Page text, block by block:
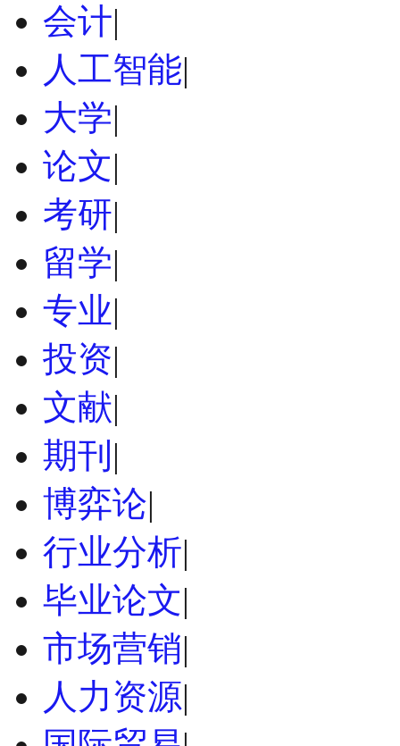
会计|
人工智能|
大学|
论文|
考研|
留学|
专业|
投资|
文献|
期刊 |
博弈论|
行业分析|
毕业论文|
市场营销|
人力资源|